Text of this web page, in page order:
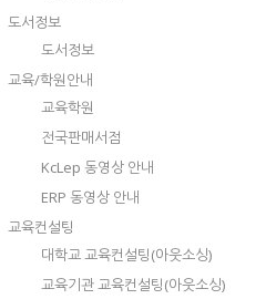
도서정보
도서정보
교육/학원안내
교육학원
전국판매서점
KcLep 동영상 안내
ERP 동영상 안내
교육컨설팅
대학교 교육컨설팅(아웃소싱)
교육기관 교육컨설팅(아웃소싱)